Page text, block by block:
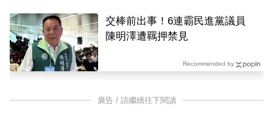
交棒前出事！6連霸民進黨議員
陳明澤遭羈押禁見
Recommended by
廣告 / 請繼續往下閱讀